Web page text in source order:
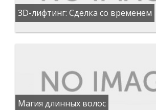
3D-лифтинг: Сделка со временем
Магия длинных волос